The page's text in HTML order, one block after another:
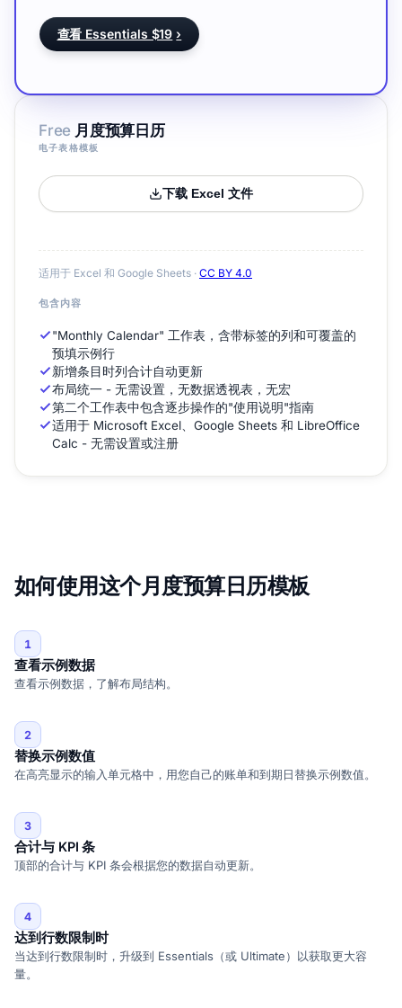
Free 月度预算日历
电子表格模板
下载 Excel 文件
适用于 Excel 和 Google Sheets · CC BY 4.0
包含内容
"Monthly Calendar" 工作表，含带标签的列和可覆盖的
预填示例行
新增条目时列合计自动更新
布局统一 - 无需设置，无数据透视表，无宏
第二个工作表中包含逐步操作的"使用说明"指南
适用于 Microsoft Excel、Google Sheets 和 LibreOffice
Calc - 无需设置或注册
查看 Essentials $19 ›
如何使用这个月度预算日历模板
1
查看示例数据
查看示例数据，了解布局结构。
2
替换示例数值
在高亮显示的输入单元格中，用您自己的账单和到期日替换示例数值。
3
合计与 KPI 条
顶部的合计与 KPI 条会根据您的数据自动更新。
4
达到行数限制时
当达到行数限制时，升级到 Essentials（或 Ultimate）以获取更大容
量。